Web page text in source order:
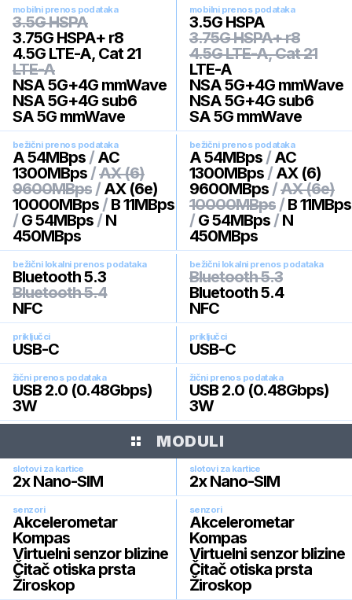
mobilni prenos podataka
3.5G HSPA
3.75G HSPA+ r8
4.5G LTE-A, Cat 21
LTE-A
NSA 5G+4G mmWave
NSA 5G+4G sub6
SA 5G mmWave
mobilni prenos podataka
3.5G HSPA
3.75G HSPA+ r8
4.5G LTE-A, Cat 21
LTE-A
NSA 5G+4G mmWave
NSA 5G+4G sub6
SA 5G mmWave
bežični prenos podataka
A 54MBps / AC
1300MBps /AX (6)
9600MBps / AX (6e)
10000MBps / B 11MBps
/ G 54MBps / N
450MBps
bežični prenos podataka
A 54MBps / AC
1300MBps / AX (6)
9600MBps /AX (6e)
10000MBps / B 11MBps
/ G 54MBps / N
450MBps
bežični lokalni prenos podataka
Bluetooth 5.3
Bluetooth 5.4
NFC
bežični lokalni prenos podataka
Bluetooth 5.3
Bluetooth 5.4
NFC
priključci
USB-C
priključci
USB-C
žični prenos podataka
USB 2.0 (0.48Gbps)
3W
žični prenos podataka
USB 2.0 (0.48Gbps)
3W
MODULI
slotovi za kartice
2x Nano-SIM
slotovi za kartice
2x Nano-SIM
senzori
Akcelerometar
Kompas
Virtuelni senzor blizine
Čitač otiska prsta
Žiroskop
senzori
Akcelerometar
Kompas
Virtuelni senzor blizine
Čitač otiska prsta
Žiroskop